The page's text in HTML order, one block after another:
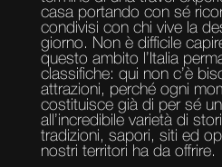
casa portando con sé
condivisi con chi vive la
giorno. Non è difficile
questo ambito l’Italia
classifiche: qui non c’è
attrazioni, perché ogni
costituisce già di per sé
all’incredibile varietà di
tradizioni, sapori, siti ed
nostri territori ha da offrire.